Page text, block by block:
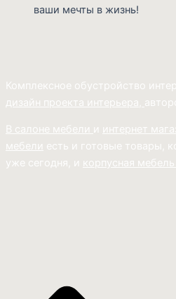
ваши мечты в жизнь!
Комплексное обустройство
дизайн проекта интерьера,
В салоне мебели и интернет
мебели есть и готовые товары,
уже сегодня, и корпусная мебель